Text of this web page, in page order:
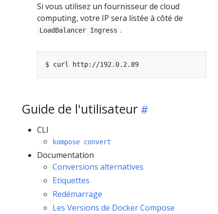
Si vous utilisez un fournisseur de cloud
computing, votre IP sera listée à côté de
LoadBalancer Ingress .
Guide de l'utilisateur
CLI
kompose convert
Documentation
Conversions alternatives
Etiquettes
Redémarrage
Les Versions de Docker Compose